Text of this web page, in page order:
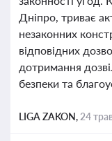
Дніпро, триває
незаконних
відповідних
дотримання
безпеки та
LIGA ZAKON, 24